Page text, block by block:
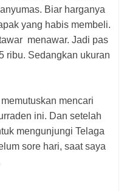
Biar harganya
yang habis membeli.
menawar. Jadi pas
ribu. Sedangkan ukuran
mencari
ini. Dan setelah
mengunjungi Telaga
sore hari, saat saya